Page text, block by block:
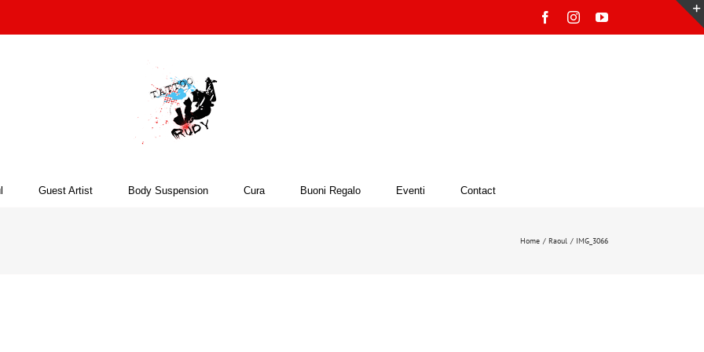
FacebookInstagramYouTube
Guest Artist Body Suspension Cura Buoni Regalo Eventi Contact
Home Raoul IMG_3066